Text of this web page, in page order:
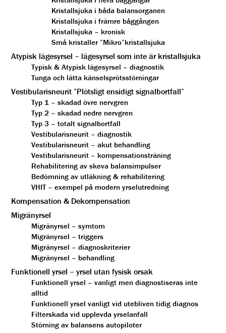
Kristallsjuka i båda balansorganen
Kristallsjuka i främre båggången
Kristallsjuka – kronisk
Små kristaller ”Mikro”kristallsjuka
Atypisk lägesyrsel – lägesyrsel som inte är kristallsjuka
Typisk & Atypisk lägesyrsel – diagnostik
Tunga och lätta känselsprötsstörningar
Vestibularisneurit ”Plötsligt ensidigt signalbortfall”
Typ 1 – skadad övre nervgren
Typ 2 – skadad nedre nervgren
Typ 3 – totalt signalbortfall
Vestibularisneurit – diagnostik
Vestibularisneurit – akut behandling
Vestibularisneurit – kompensationsträning
Rehabilitering av skeva balansimpulser
Bedömning av utläkning & rehabilitering
VHIT – exempel på modern yrselutredning
Kompensation & Dekompensation
Migränyrsel
Migränyrsel – symtom
Migränyrsel – triggers
Migränyrsel – diagnoskriterier
Migränyrsel – behandling
Funktionell yrsel – yrsel utan fysisk orsak
Funktionell yrsel – vanligt men diagnostiseras inte
alltid
Funktionell yrsel vanligt vid utebliven tidig diagnos
Filterskada vid upplevda yrselanfall
Störning av balansens autopiloter